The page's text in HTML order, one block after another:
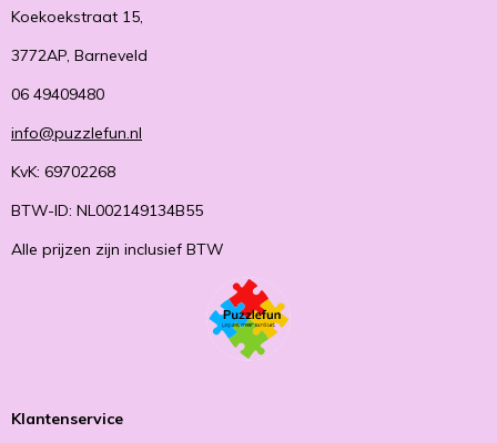
Koekoekstraat 15,
3772AP, Barneveld
06 49409480
info@puzzlefun.nl
KvK: 69702268
BTW-ID: NL002149134B55
Alle prijzen zijn inclusief BTW
Klantenservice